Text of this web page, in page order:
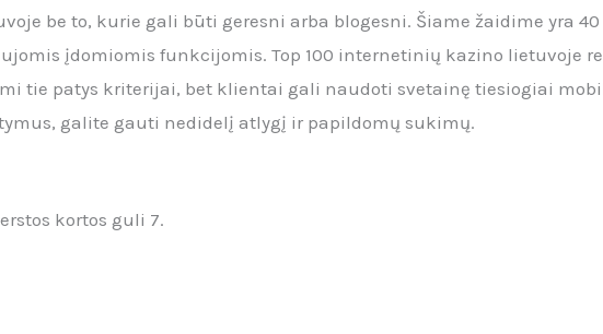
be to, kurie gali būti geresni arba blogesni. Šiame žaidime yra
įdomiomis funkcijomis. Top 100 internetinių kazino lietuvoje
tie patys kriterijai, bet klientai gali naudoti svetainę tiesiogiai
galite gauti nedidelį atlygį ir papildomų sukimų.
kortos guli 7.